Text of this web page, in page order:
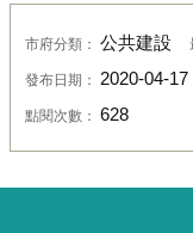
市府分類： 公共建設
發布日期： 2020-04-17
點閱次數： 628